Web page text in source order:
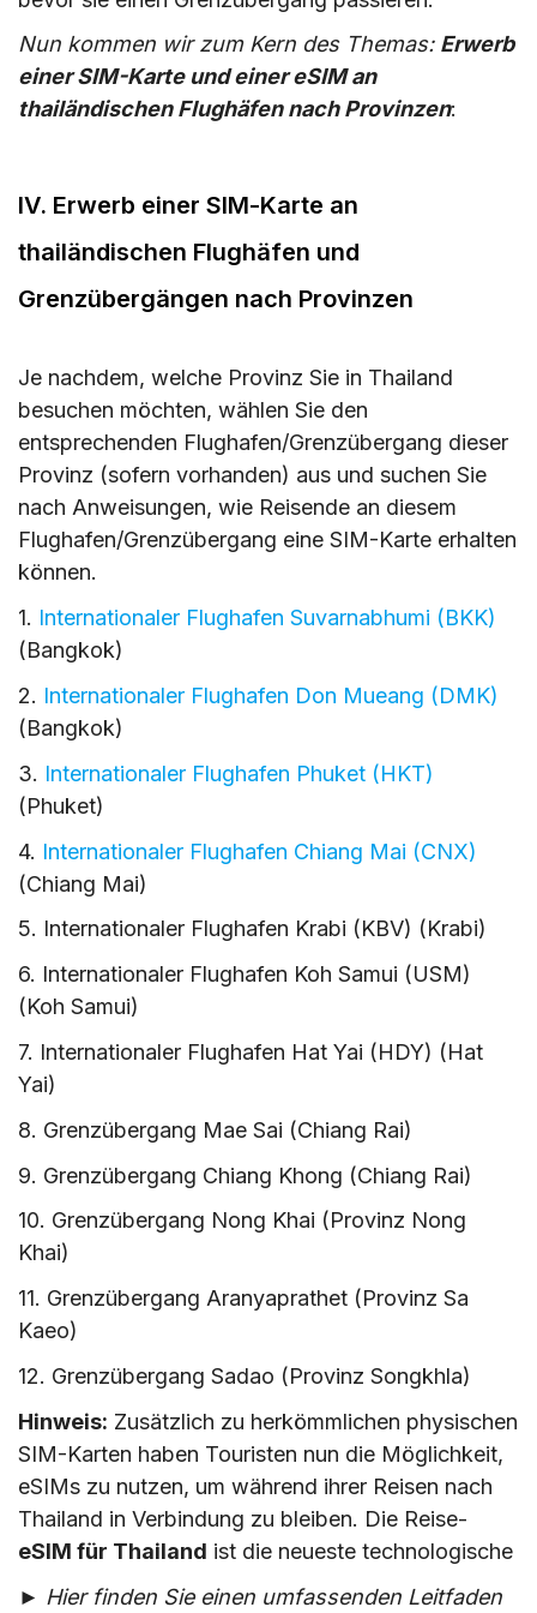
Nun kommen wir zum Kern des Themas: Erwerb
einer SIM-Karte und einer eSIM an
thailändischen Flughäfen nach Provinzen:
IV. Erwerb einer SIM-Karte an
thailändischen Flughäfen und
Grenzübergängen nach Provinzen
Je nachdem, welche Provinz Sie in Thailand
besuchen möchten, wählen Sie den
entsprechenden Flughafen/Grenzübergang dieser
Provinz (sofern vorhanden) aus und suchen Sie
nach Anweisungen, wie Reisende an diesem
Flughafen/Grenzübergang eine SIM-Karte erhalten
können.
1. Internationaler Flughafen Suvarnabhumi (BKK)
(Bangkok)
2. Internationaler Flughafen Don Mueang (DMK)
(Bangkok)
3. Internationaler Flughafen Phuket (HKT)
(Phuket)
4. Internationaler Flughafen Chiang Mai (CNX)
(Chiang Mai)
5. Internationaler Flughafen Krabi (KBV) (Krabi)
6. Internationaler Flughafen Koh Samui (USM)
(Koh Samui)
7. Internationaler Flughafen Hat Yai (HDY) (Hat
Yai)
8. Grenzübergang Mae Sai (Chiang Rai)
9. Grenzübergang Chiang Khong (Chiang Rai)
10. Grenzübergang Nong Khai (Provinz Nong
Khai)
11. Grenzübergang Aranyaprathet (Provinz Sa
Kaeo)
12. Grenzübergang Sadao (Provinz Songkhla)
Hinweis: Zusätzlich zu herkömmlichen physischen
SIM-Karten haben Touristen nun die Möglichkeit,
eSIMs zu nutzen, um während ihrer Reisen nach
Thailand in Verbindung zu bleiben. Die Reise-
eSIM für Thailand ist die neueste technologische
► Hier finden Sie einen umfassenden Leitfaden